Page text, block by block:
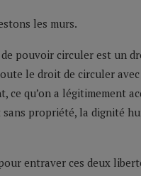
les murs.
pouvoir circuler est un
le droit de circuler avec
ce qu’on a légitimement
propriété, la dignité
entraver ces deux